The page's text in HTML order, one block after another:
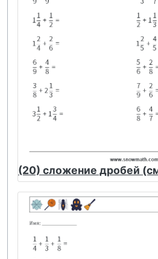
(20) сложение дробей